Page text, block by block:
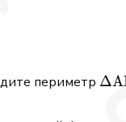
периметр Δ